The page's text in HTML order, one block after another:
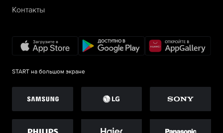
Контакты
START на большом экране